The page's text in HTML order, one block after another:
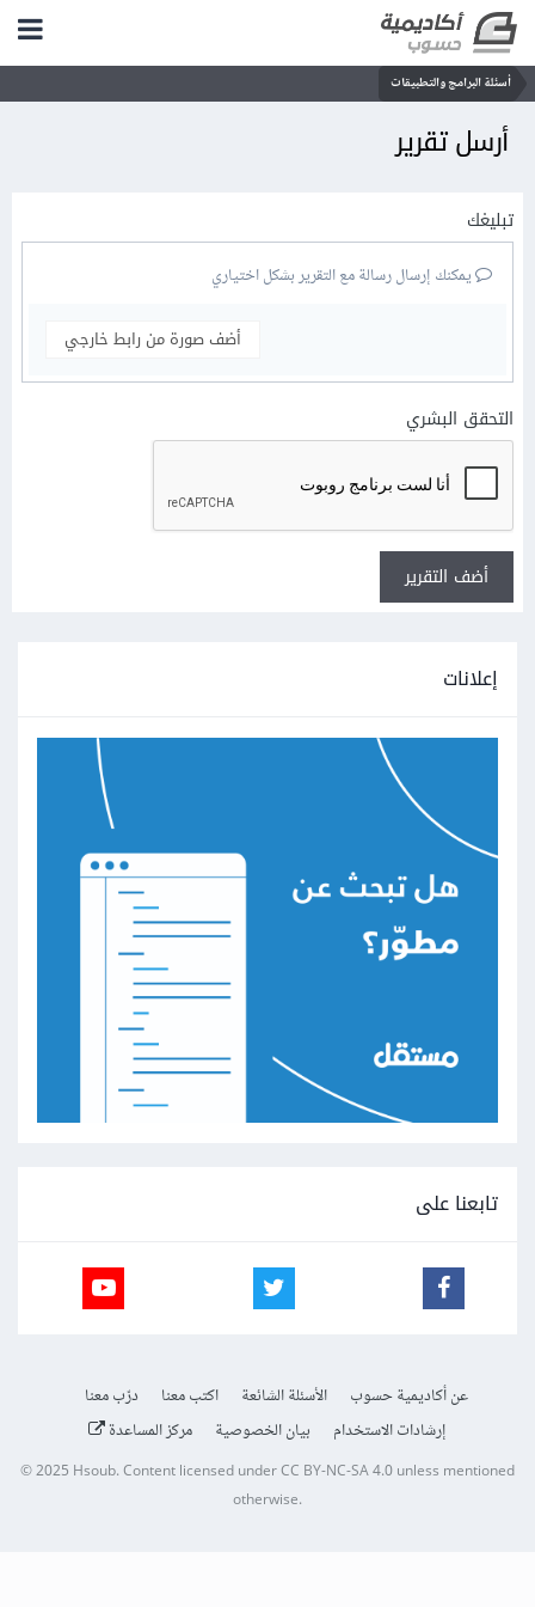
أسئلة البرامج والتطبيقات
أرسل تقرير
تبليغك
يمكنك إرسال رسالة مع التقرير بشكل اختياري
أضف صورة من رابط خارجي
التحقق البشري
أضف التقرير
إعلانات
تابعنا على
عن أكاديمية حسوب الأسئلة الشائعة اكتب معنا
درّب معنا
إرشادات الاستخدام
بيان الخصوصية مركز المساعدة
© 2025 Hsoub.Content licensed underCC BY-NC-SA 4.0unless mentioned
otherwise.